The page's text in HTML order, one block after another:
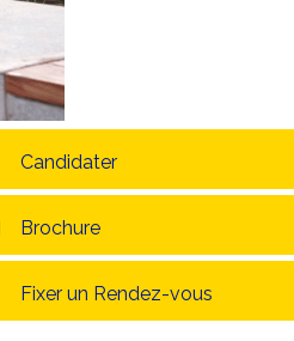
un
Candidater
Brochure
Fixer un Rendez-vous